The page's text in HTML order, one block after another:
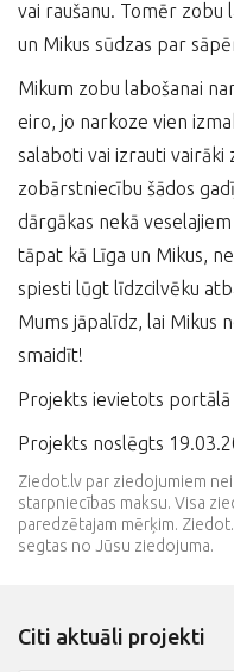
vai raušanu. Tomēr zobu
un Mikus sūdzas par
Mikum zobu labošanai
eiro, jo narkoze vien
salaboti vai izrauti vairāki
zobārstniecību šādos
dārgākas nekā
tāpat kā Līga un Mikus,
spiesti lūgt līdzcilvēku
Mums jāpalīdz, lai Mikus
smaidīt!
Projekts ievietots portālā
Projekts noslēgts
Ziedot.lv par ziedojumiem
starpniecības maksu. Visa
paredzētajam mērķim.
segtas no Jūsu ziedojuma.
Citi aktuāli projekti